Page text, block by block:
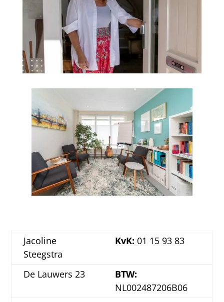
Jacoline
Steegstra
KvK: 01 15 93 83
De Lauwers 23
BTW:
NL002487206B06